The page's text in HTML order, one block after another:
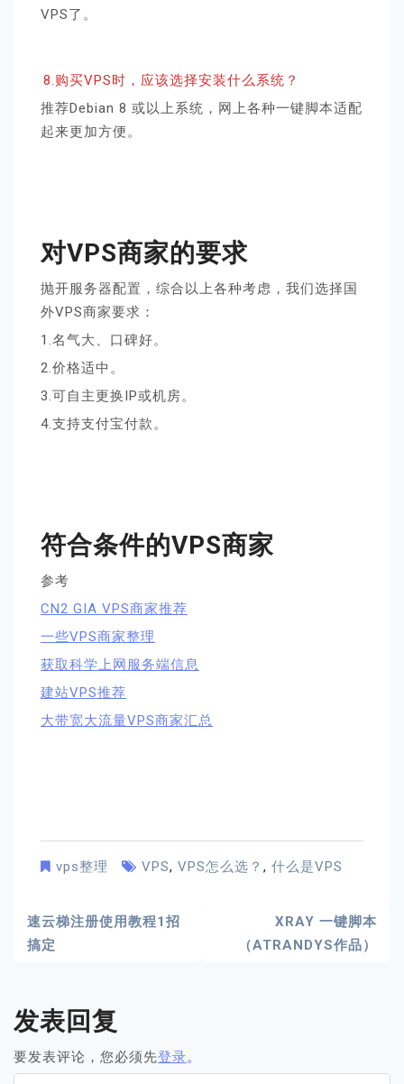
VPS了。
8.购买VPS时，应该选择安装什么系统？
推荐Debian 8 或以上系统，网上各种一键脚本适配
起来更加方便。
对VPS商家的要求
抛开服务器配置，综合以上各种考虑，我们选择国
外VPS商家要求：
1.名气大、口碑好。
2.价格适中。
3.可自主更换IP或机房。
4.支持支付宝付款。
符合条件的VPS商家
参考
CN2 GIA VPS商家推荐
一些VPS商家整理
获取科学上网服务端信息
建站VPS推荐
大带宽大流量VPS商家汇总
vps整理 VPS, VPS怎么选？ , 什么是VPS
文
章
航
速云梯注册使用教程1招
搞定
XRAY 一键脚本
（ATRANDYS作品）
发表回复
要发表评论，您必须先登录。